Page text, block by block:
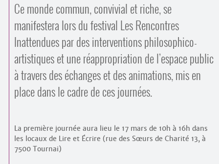
Ce monde commun, convivial et riche, se
manifestera lors du festival Les Rencontres
Inattendues par des interventions philosophico-
artistiques et une réappropriation de l’espace public
à travers des échanges et des animations, mis en
place dans le cadre de ces journées.
La première journée aura lieu le 17 mars de 10h à 16h dans
les locaux de Lire et Écrire (rue des Sœurs de Charité 13, à
7500 Tournai)